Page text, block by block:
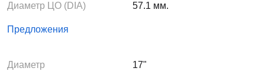
Диаметр ЦО (DIA) 57.1 мм.
Предложения
Диаметр 17"